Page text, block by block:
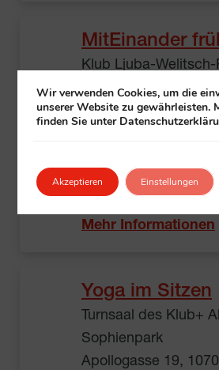
MitEinander
Klub Ljuba-Welitsch-
12A/B, 1030 Wien
10:00 – 11:00
Beschreibung
Mehr Informationen
Yoga im Sitzen
Turnsaal des Klub+
Sophienpark
Apollogasse 19,
Wir verwenden Cookies, um die
unserer Website zu gewährleisten.
finden Sie unter
Akzeptieren Einstellungen